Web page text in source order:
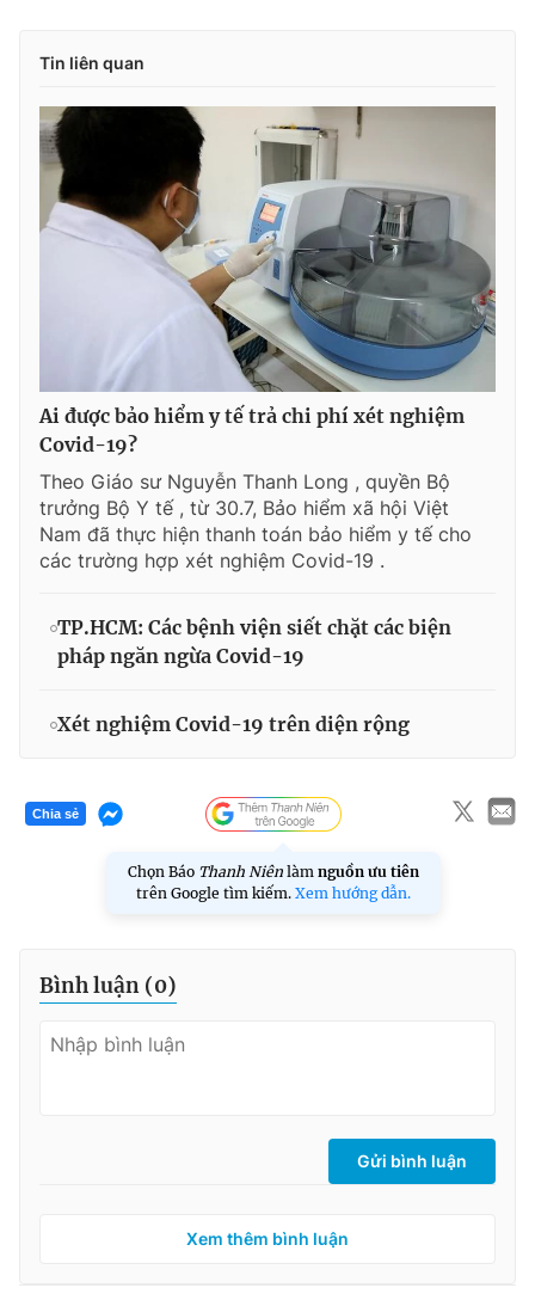
Tin liên quan
Ai được bảo hiểm y tế trả chi phí xét nghiệm
Covid-19?
Theo Giáo sư Nguyễn Thanh Long , quyền Bộ
trưởng Bộ Y tế , từ 30.7, Bảo hiểm xã hội Việt
Nam đã thực hiện thanh toán bảo hiểm y tế cho
các trường hợp xét nghiệm Covid-19 .
TP.HCM: Các bệnh viện siết chặt các biện
pháp ngăn ngừa Covid-19
Xét nghiệm Covid-19 trên diện rộng
Chia sẻ
Chọn Báo Thanh Niên làm nguồn ưu tiên
trên Google tìm kiếm. Xem hướng dẫn.
Bình luận (0)
Gửi bình luận
Xem thêm bình luận